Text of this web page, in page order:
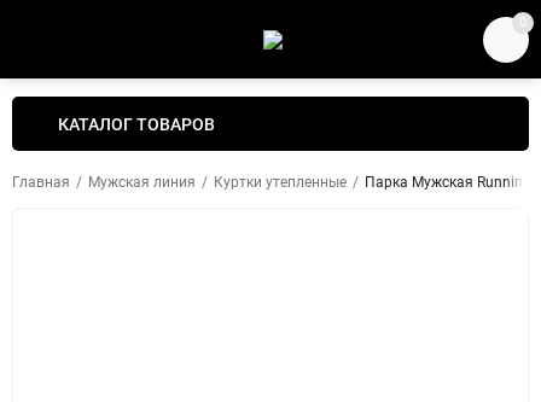
0
КАТАЛОГ ТОВАРОВ
Главная / Мужская линия / Куртки утепленные / Парка Мужская Running